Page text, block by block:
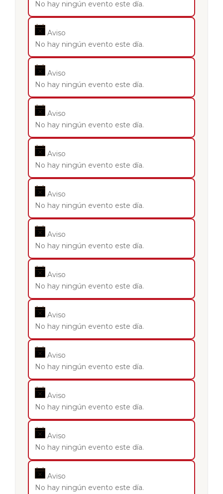
No hay ningún evento este día.
Aviso
No hay ningún evento este día.
Aviso
No hay ningún evento este día.
Aviso
No hay ningún evento este día.
Aviso
No hay ningún evento este día.
Aviso
No hay ningún evento este día.
Aviso
No hay ningún evento este día.
Aviso
No hay ningún evento este día.
Aviso
No hay ningún evento este día.
Aviso
No hay ningún evento este día.
Aviso
No hay ningún evento este día.
Aviso
No hay ningún evento este día.
Aviso
No hay ningún evento este día.